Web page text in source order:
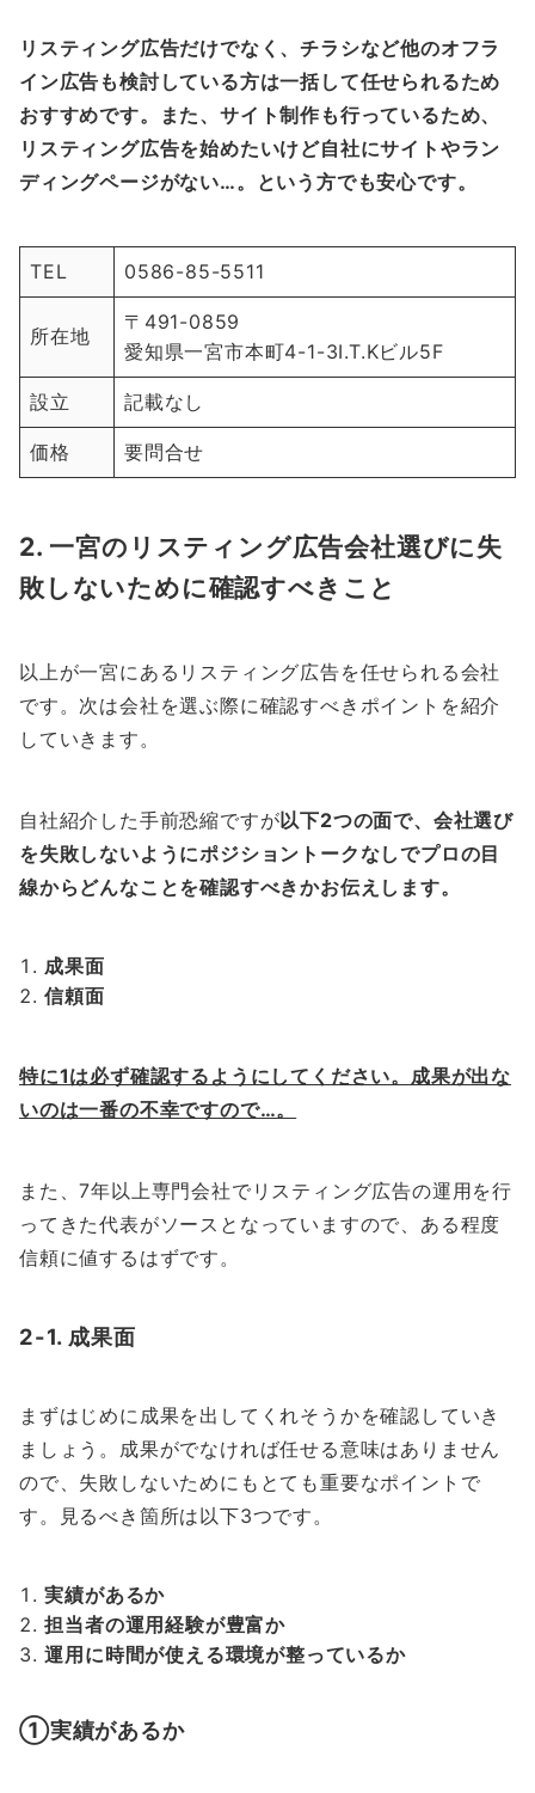
リスティング広告だけでなく、チラシなど他のオフラ
イン広告も検討している方は一括して任せられるため
おすすめです。また、サイト制作も行っているため、
リスティング広告を始めたいけど自社にサイトやラン
ディングページがない…。という方でも安心です。
TEL 0586-85-5511
所在地
〒491-0859
愛知県一宮市本町4-1-3I.T.Kビル5F
設立 記載なし
価格 要問合せ
2. 一宮のリスティング広告会社選びに失
敗しないために確認すべきこと
以上が一宮にあるリスティング広告を任せられる会社
です。次は会社を選ぶ際に確認すべきポイントを紹介
していきます。
自社紹介した手前恐縮ですが以下2つの面で、会社選び
を失敗しないようにポジショントークなしでプロの目
線からどんなことを確認すべきかお伝えします。
成果面
信頼面
特に1は必ず確認するようにしてください。成果が出な
いのは一番の不幸ですので…。
また、7年以上専門会社でリスティング広告の運用を行
ってきた代表がソースとなっていますので、ある程度
信頼に値するはずです。
2-1. 成果面
まずはじめに成果を出してくれそうかを確認していき
ましょう。成果がでなければ任せる意味はありません
ので、失敗しないためにもとても重要なポイントで
す。見るべき箇所は以下3つです。
実績があるか
担当者の運用経験が豊富か
運用に時間が使える環境が整っているか
①実績があるか